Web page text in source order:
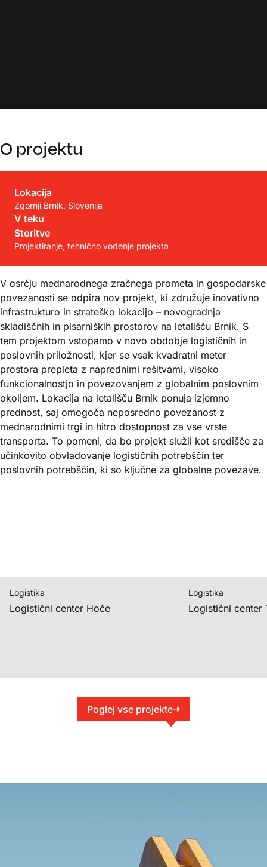
O projektu
Lokacija
Zgornji Brnik, Slovenija
V teku
Storitve
Projektiranje, tehnično vodenje projekta
V osrčju mednarodnega zračnega prometa in gospodarske
povezanosti se odpira nov projekt, ki združuje inovativno
infrastrukturo in strateško lokacijo – novogradnja
skladiščnih in pisarniških prostorov na letališču Brnik. S
tem projektom vstopamo v novo obdobje logističnih in
poslovnih priložnosti, kjer se vsak kvadratni meter
prostora prepleta z naprednimi rešitvami, visoko
funkcionalnostjo in povezovanjem z globalnim poslovnim
okoljem. Lokacija na letališču Brnik ponuja izjemno
prednost, saj omogoča neposredno povezanost z
mednarodnimi trgi in hitro dostopnost za vse vrste
transporta. To pomeni, da bo projekt služil kot središče za
učinkovito obvladovanje logističnih potrebščin ter
poslovnih potrebščin, ki so ključne za globalne povezave.
Logistika
Logistični center Hoče
Logistika
Logistični center
Poglej vse projekte